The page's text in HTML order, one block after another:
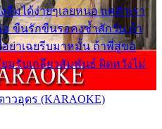
มได้ง่ายๆเลยหนอ แค่ตัวเรา
ขืนรักขืนรอคงช้ำสักวัน ถ้า
อย่าเฉยรีบมาหมั้น ถ้าพี่สู่ขอ
มรับเกลียวสัมพันธ์ ผิดหวังไม่
วอุดร (KARAOKE)